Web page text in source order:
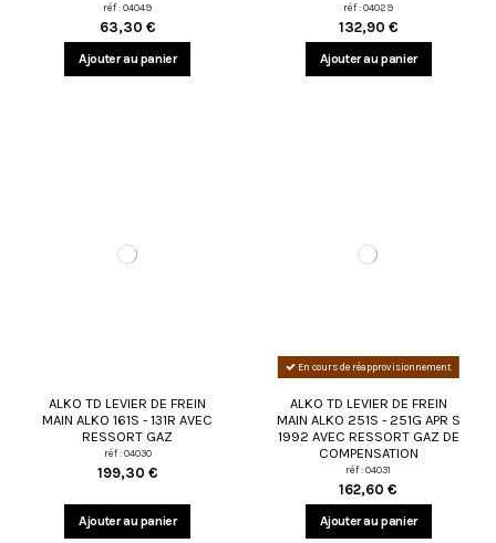
réf : 04049
63,30 €
Ajouter au panier
réf : 04029
132,90 €
Ajouter au panier
ALKO TD LEVIER DE FREIN
MAIN ALKO 161S - 131R AVEC
RESSORT GAZ
réf : 04030
199,30 €
Ajouter au panier
En cours de réapprovisionnement
ALKO TD LEVIER DE FREIN
MAIN ALKO 251S - 251G APR S
1992 AVEC RESSORT GAZ DE
COMPENSATION
réf : 04031
162,60 €
Ajouter au panier